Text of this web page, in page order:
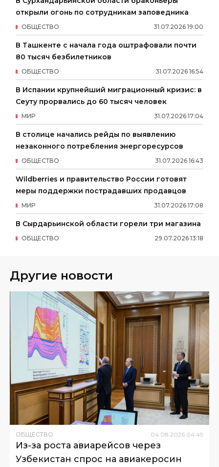
открыли огонь по сотрудникам заповедника
31.07.2026 19:00
ОБЩЕСТВО
В Ташкенте с начала года оштрафовали почти
80 тысяч безбилетников
31.07.2026 16:54
ОБЩЕСТВО
В Испании крупнейший миграционный кризис: в
Сеуту прорвались до 60 тысяч человек
31.07.2026 17:04
МИР
В столице начались рейды по выявлению
незаконного потребления энергоресурсов
31.07.2026 16:43
ОБЩЕСТВО
Wildberries и правительство России готовят
меры поддержки пострадавших продавцов
31.07.2026 17:08
МИР
В Сырдарьинской области горели три магазина
29.07.2026 13:18
ОБЩЕСТВО
Другие новости
ОБЩЕСТВО 04 08 2026 04:49
Из-за роста авиарейсов через
Узбекистан спрос на авиакеросин